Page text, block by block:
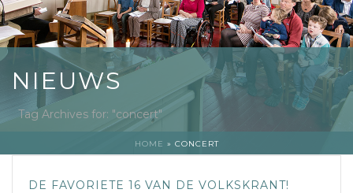
NIEUWS
Tag Archives for: "concert"
HOME » CONCERT
DE FAVORIETE 16 VAN DE VOLKSKRANT!